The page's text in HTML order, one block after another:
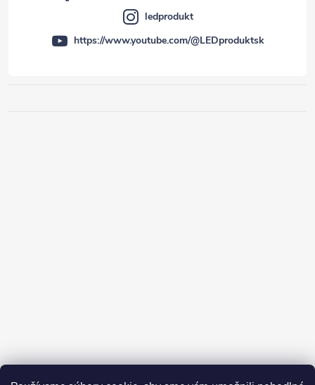
ledprodukt
https://www.youtube.com/@LEDproduktsk